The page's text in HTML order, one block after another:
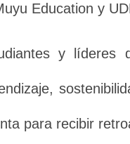
Education y
y líderes
para recibir